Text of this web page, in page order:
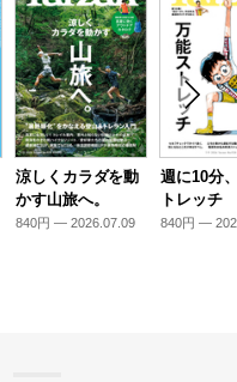
涼しくカラダを動
かす山旅へ。
840円 — 2026.07.09
週に10分
トレッチ
840円 —